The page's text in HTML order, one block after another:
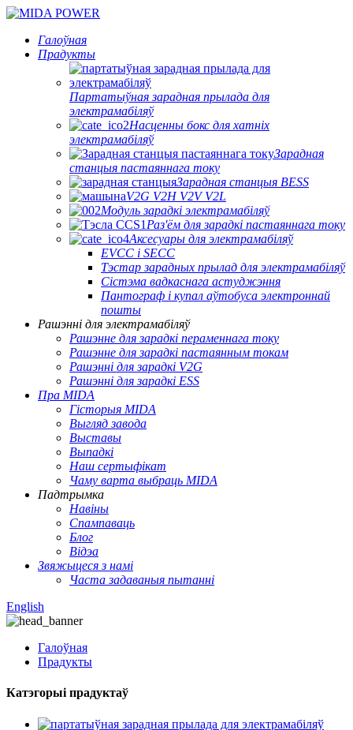
Галоўная
Прадукты
Партатыўная зарадная прылада для
электрамабіляў
Насценны бокс для хатніх
электрамабіляў
Зарадная
станцыя пастаяннага току
Зарадная станцыя BESS
V2G V2H V2V V2L
Модуль зарадкі электрамабіляў
Раз'ём для зарадкі пастаяннага току
Аксесуары для электрамабіляў
EVCC і SECC
Тэстар зарадных прылад для электрамабіляў
Сістэма вадкаснага астуджэння
Пантограф і купал аўтобуса электроннай
пошты
Рашэнні для электрамабіляў
Рашэнне для зарадкі пераменнага току
Рашэнне для зарадкі пастаянным токам
Рашэнні для зарадкі V2G
Рашэнні для зарадкі ESS
Пра MIDA
Гісторыя MIDA
Выгляд завода
Выставы
Выпадкі
Наш сертыфікат
Чаму варта выбраць MIDA
Падтрымка
Навіны
Спампаваць
Блог
Відэа
Звяжыцеся з намі
Часта задаваныя пытанні
English
Галоўная
Прадукты
Катэгорыі прадуктаў